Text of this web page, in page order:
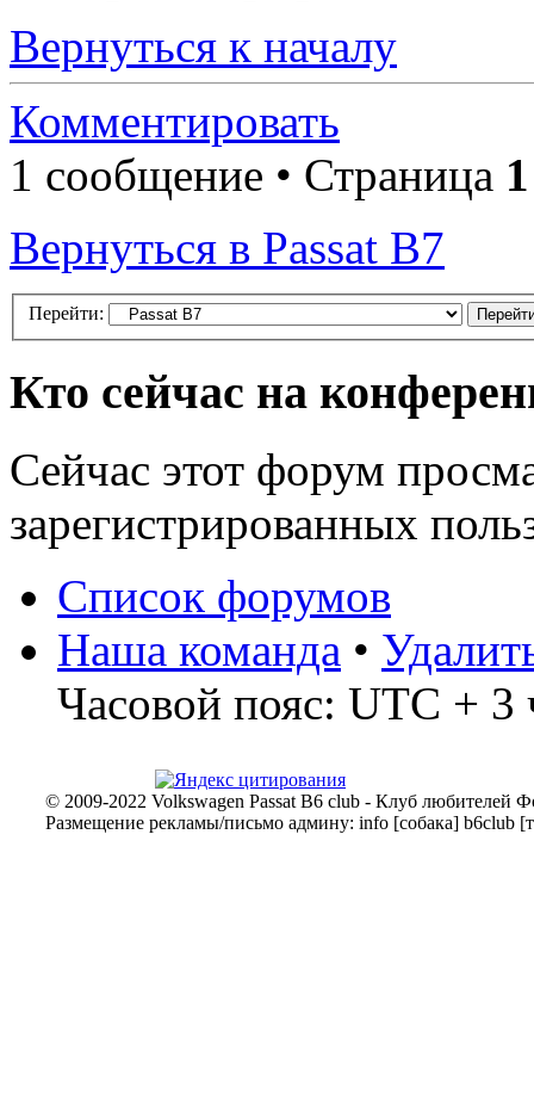
Вернуться к началу
Комментировать
1 сообщение • Страница 1
Вернуться в Passat B7
Перейти:
Кто сейчас на
Сейчас этот форум
зарегистрированных
Список форумов
Наша команда •
Часовой пояс: UTC + 3
© 2009-2022 Volkswagen Passat B6 club - Клуб любителей
Размещение рекламы/письмо админу: info [собака] b6club